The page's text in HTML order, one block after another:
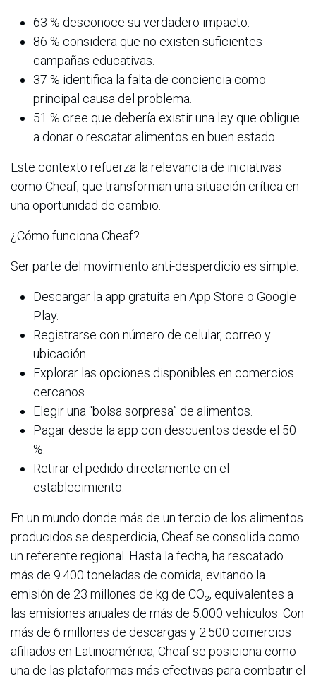
63 % desconoce su verdadero impacto.
86 % considera que no existen suficientes
campañas educativas.
37 % identifica la falta de conciencia como
principal causa del problema.
51 % cree que debería existir una ley que obligue
a donar o rescatar alimentos en buen estado.
Este contexto refuerza la relevancia de iniciativas
como Cheaf, que transforman una situación crítica en
una oportunidad de cambio.
¿Cómo funciona Cheaf?
Ser parte del movimiento anti-desperdicio es simple:
Descargar la app gratuita en App Store o Google
Play.
Registrarse con número de celular, correo y
ubicación.
Explorar las opciones disponibles en comercios
cercanos.
Elegir una “bolsa sorpresa” de alimentos.
Pagar desde la app con descuentos desde el 50
%.
Retirar el pedido directamente en el
establecimiento.
En un mundo donde más de un tercio de los alimentos
producidos se desperdicia, Cheaf se consolida como
un referente regional. Hasta la fecha, ha rescatado
más de 9.400 toneladas de comida, evitando la
emisión de 23 millones de kg de CO₂, equivalentes a
las emisiones anuales de más de 5.000 vehículos. Con
más de 6 millones de descargas y 2.500 comercios
afiliados en Latinoamérica, Cheaf se posiciona como
una de las plataformas más efectivas para combatir el